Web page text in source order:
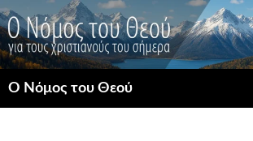
Μετάβαση
σε
περιεχόμενο
Ο Νόμος του Θεού